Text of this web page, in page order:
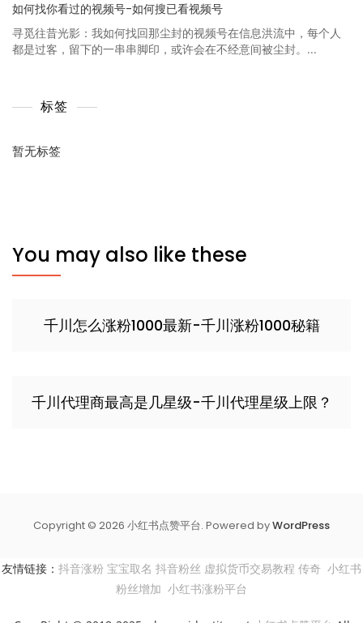
如何找你看过的视频号-如何搜已看视频号
寻觅往昔光影：我如何找回那尘封的视频号在信息洪流中，每个人
都是过客，留下的一串串脚印，或许会在不经意间被尘封。...
标签
暂无标签
You may also like these
千川怎么涨粉1000最新-千川涨粉1000秘籍
千川代理商最高是几星级-千川代理星级上限？
Copyright © 2026 小红书点赞平台. Powered byWordPress
友情链接： 抖音涨粉 宝宝取名 抖音粉丝 虚拟货币交易教程 传奇 小红书
粉丝增加 小红书涨粉平台